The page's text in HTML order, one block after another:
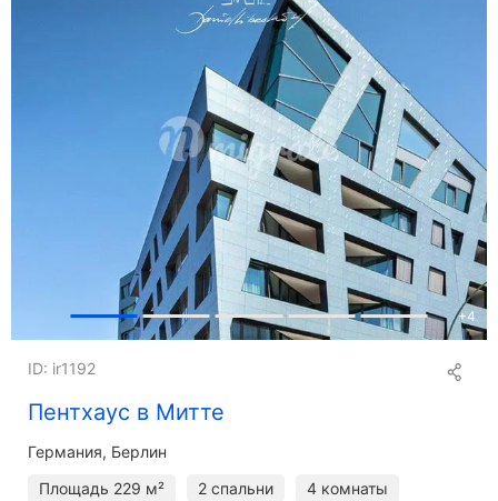
+4
Пентхаус в Митте
ID: ir1192
Германия, Берлин
Площадь 229 м² 2 спальни 4 комнаты